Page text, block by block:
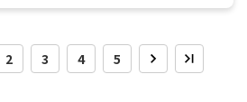
小尺寸LCD出貨量季減幅度皆將在
面板出貨比重，出貨量將不減反增。
進行事業轉型，此將有助紓緩大尺寸
，然因陸廠大尺寸面板產能仍持續增
戰影響，使台廠中小尺寸LCD出貨量
機用面板出貨量季增19.2%，為各
2 3 4 5